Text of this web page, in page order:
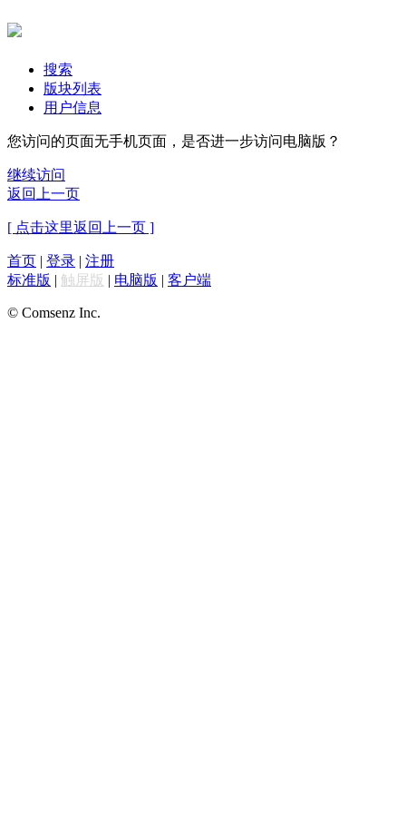
搜索
版块列表
用户信息
您访问的页面无手机页面，是否进一步访问电脑版？
继续访问
返回上一页
[ 点击这里返回上一页 ]
首页 | 登录 | 注册
标准版 | 触屏版 | 电脑版 | 客户端
© Comsenz Inc.